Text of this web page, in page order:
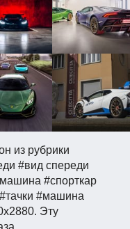
из рубрики
#вид спереди
#спорткар
#машина
Эту